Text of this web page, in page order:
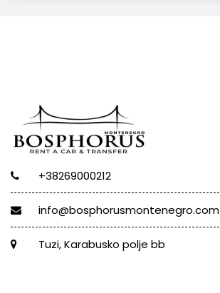
+38269000212
info@bosphorusmontenegro.com
Tuzi, Karabusko polje bb